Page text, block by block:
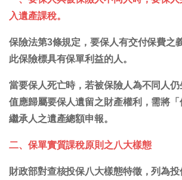
入遺產課稅。
保險法第3條規定，要保人有交付保費之
此保險標具有保單利益的人。
當要保人死亡時，若被保險人為不同人
值應歸屬要保人遺留之財產權利，需將
繼承人之遺產總額申報。
二、保單實質課稅原則之八大樣態
財政部對查核投保八大樣態特徵，列為